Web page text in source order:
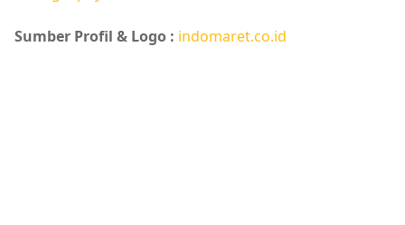
Sumber Profil & Logo : indomaret.co.id